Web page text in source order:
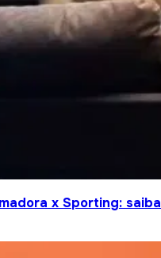
x Sporting: